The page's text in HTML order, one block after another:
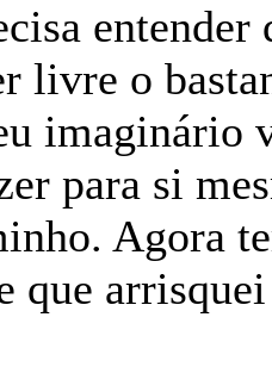
entender
livre o
imaginário
para si
Agora
que